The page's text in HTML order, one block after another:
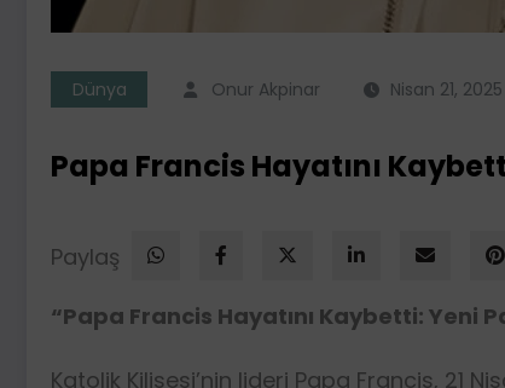
Dünya Onur Akpinar Nisan 21, 2025
Papa Francis Hayatını
Paylaş
“Papa Francis Hayatını Kaybetti: Yeni
Katolik Kilisesi’nin lideri Papa Francis, 21